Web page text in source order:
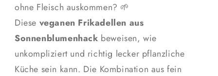
ohne Fleisch auskommen? 🌱
Diese veganen Frikadellen aus
Sonnenblumenhack beweisen, wie
unkompliziert und richtig lecker pflanzliche
Küche sein kann. Die Kombination aus fein